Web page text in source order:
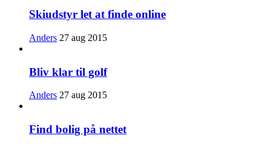
Skiudstyr let at finde online
Anders 27 aug 2015
Bliv klar til golf
Anders 27 aug 2015
Find bolig på nettet